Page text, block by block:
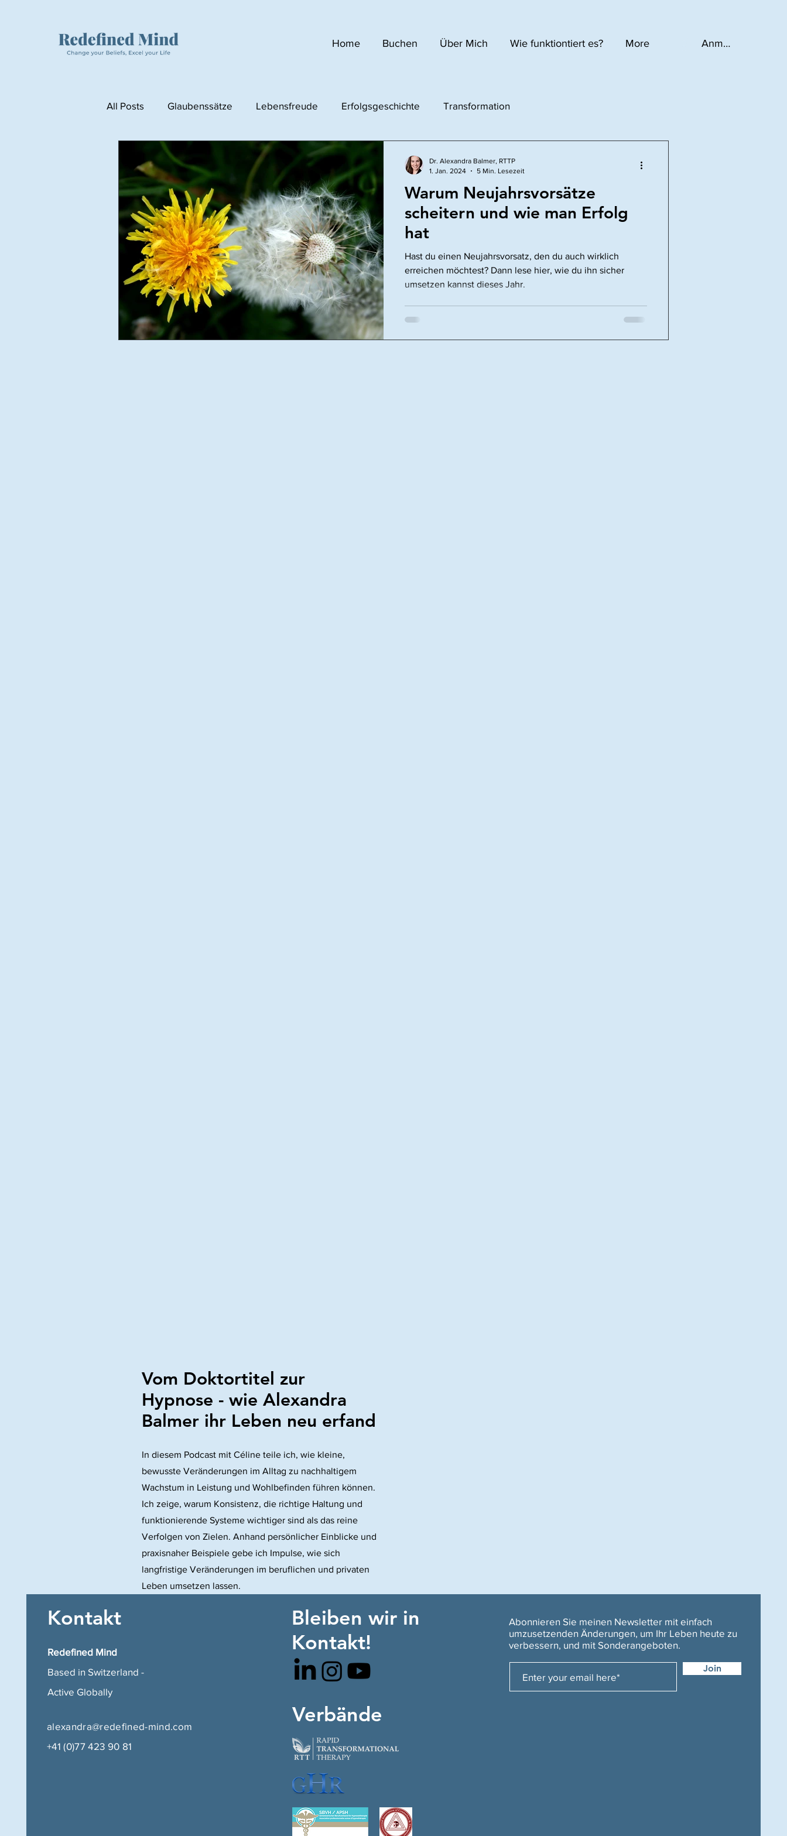
Home Buchen Über Mich Wie funktiontiert es? More Anmelden
All Posts Glaubenssätze Lebensfreude Erfolgsgeschichte Transformation
Warum Neujahrsvorsätze
scheitern und wie man Erfolg
hat
Hast du einen Neujahrsvorsatz, den du auch wirklich
erreichen möchtest? Dann lese hier, wie du ihn sicher
umsetzen kannst dieses Jahr.
Dr. Alexandra Balmer, RTTP
1. Jan. 2024
5 Min. Lesezeit
Vom Doktortitel zur
Hypnose - wie Alexandra
Balmer ihr Leben neu erfand
In diesem Podcast mit Céline teile ich, wie kleine,
bewusste Veränderungen im Alltag zu nachhaltigem
Wachstum in Leistung und Wohlbefinden führen können.
Ich zeige, warum Konsistenz, die richtige Haltung und
funktionierende Systeme wichtiger sind als das reine
Verfolgen von Zielen. Anhand persönlicher Einblicke und
praxisnaher Beispiele gebe ich Impulse, wie sich
langfristige Veränderungen im beruflichen und privaten
Leben umsetzen lassen.
Kontakt
Redefined Mind
Based in Switzerland -
Active Globally
alexandra@redefined-mind.com
+41 (0)77 423 90 81
Bleiben wir in
Kontakt!
Verbände
Abonnieren Sie meinen Newsletter mit einfach
umzusetzenden Änderungen, um Ihr Leben heute zu
verbessern, und mit Sonderangeboten.
Join